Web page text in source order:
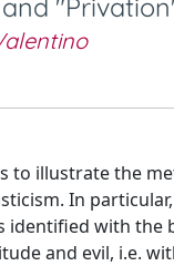
to illustrate the
In
identified with the
and evil, i.e.